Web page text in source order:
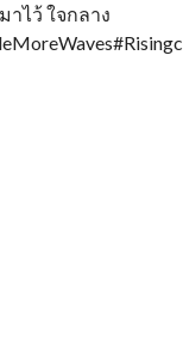
าไว้ ใจกลาง